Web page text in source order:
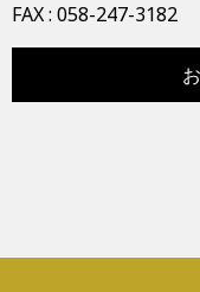
FAX : 058-247-3182